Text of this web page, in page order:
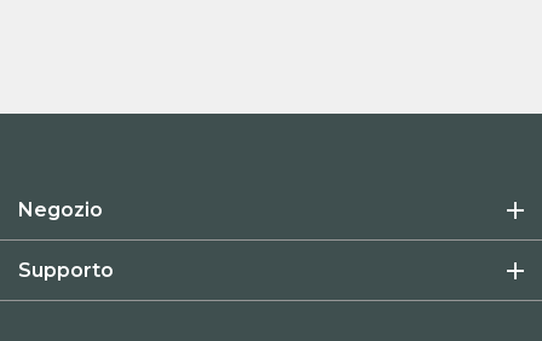
Negozio
Supporto